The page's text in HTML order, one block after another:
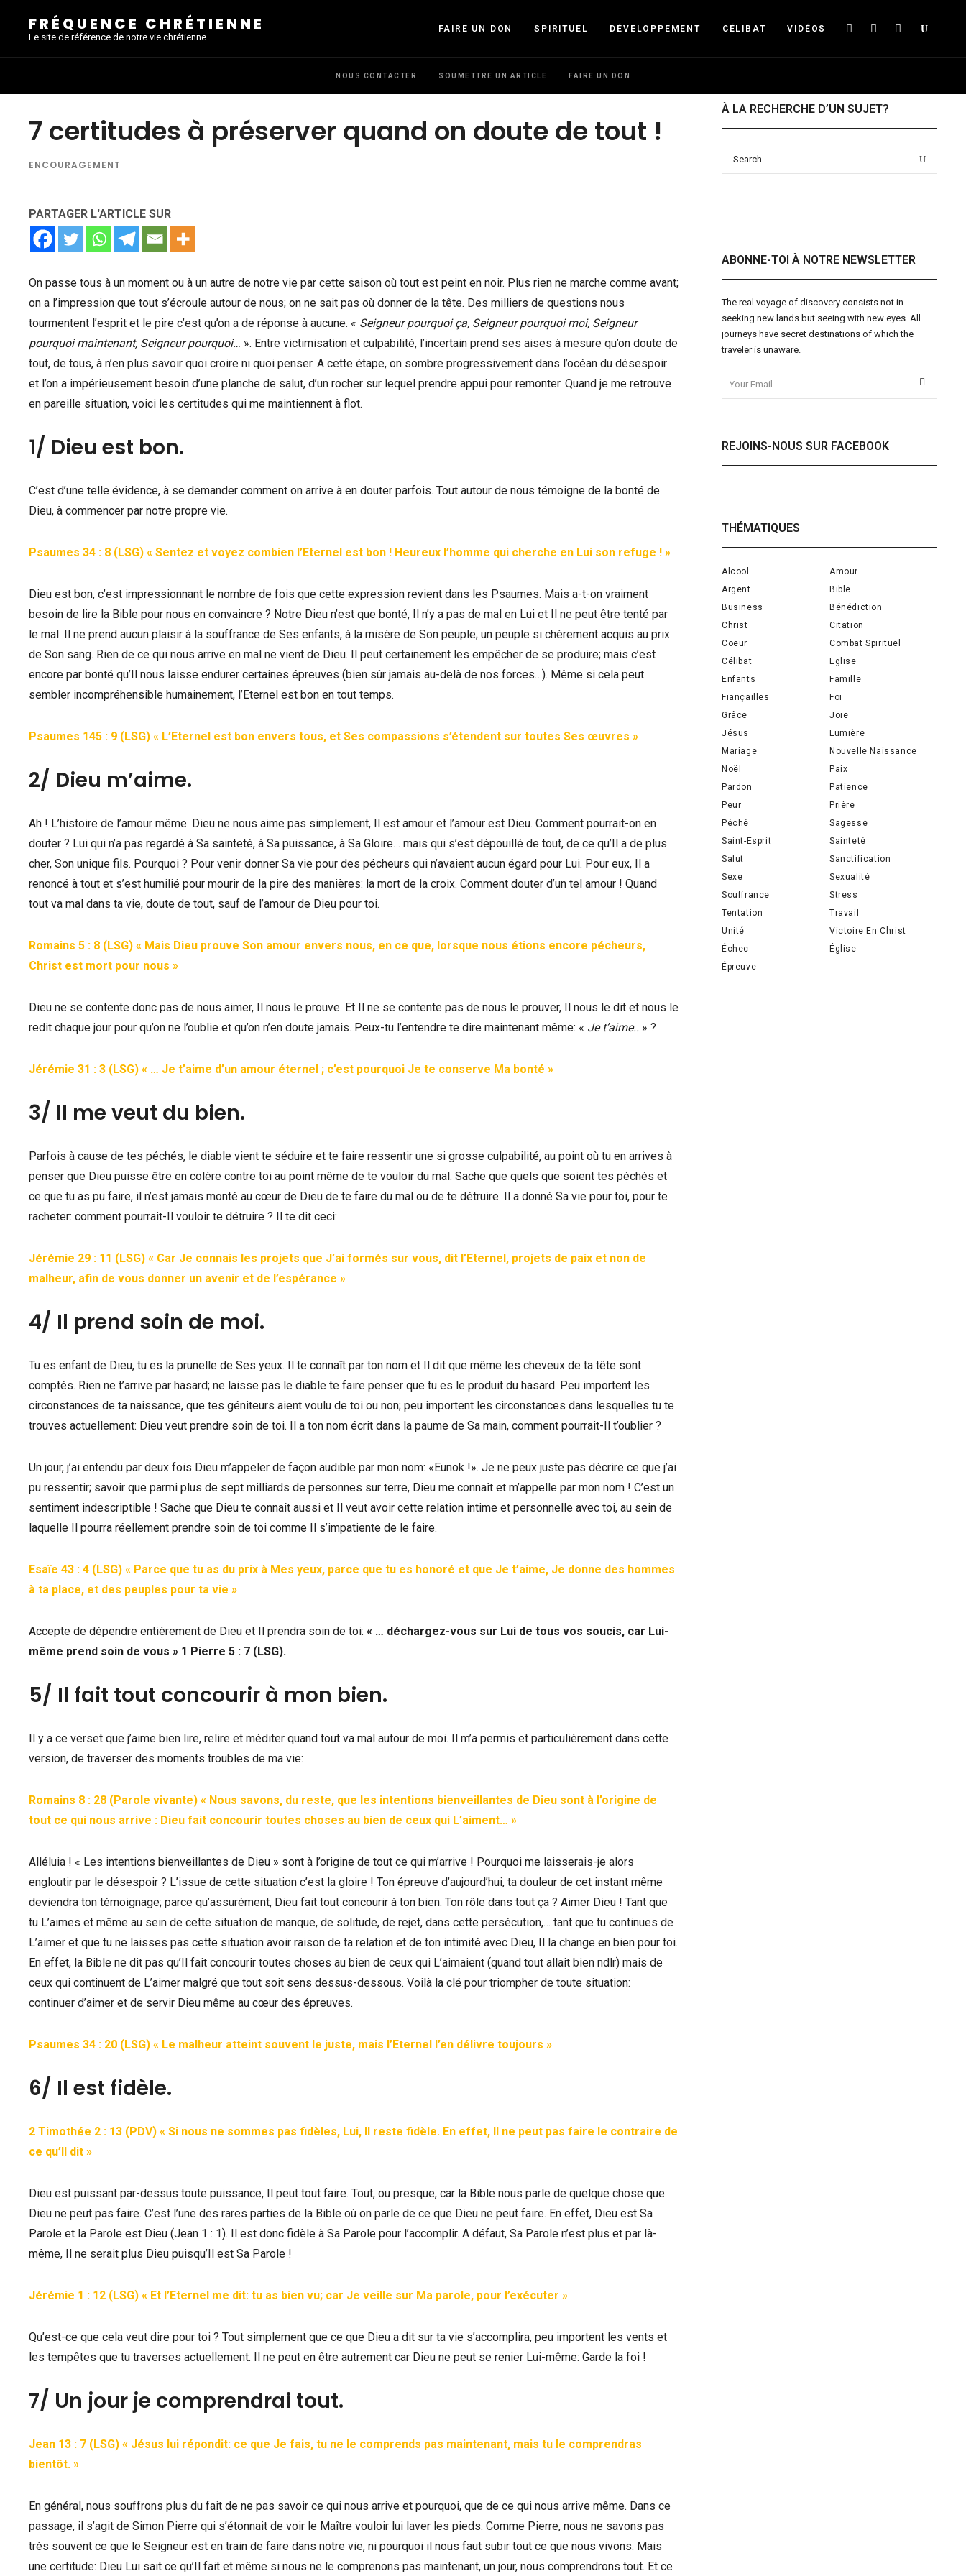
FRÉQUENCE CHRÉTIENNE
Le site de référence de notre vie chrétienne
FAIRE UN DON SPIRITUEL DÉVELOPPEMENT CÉLIBAT VIDÉOS
NOUS CONTACTER SOUMETTRE UN ARTICLE FAIRE UN DON
7 certitudes à préserver quand on doute de tout !
ENCOURAGEMENT
PARTAGER L'ARTICLE SUR
On passe tous à un moment ou à un autre de notre vie par cette saison où tout est peint en noir. Plus rien ne marche comme avant;
on a l’impression que tout s’écroule autour de nous; on ne sait pas où donner de la tête. Des milliers de questions nous
tourmentent l’esprit et le pire c’est qu’on a de réponse à aucune. « Seigneur pourquoi ça, Seigneur pourquoi moi, Seigneur
pourquoi maintenant, Seigneur pourquoi… ». Entre victimisation et culpabilité, l’incertain prend ses aises à mesure qu’on doute de
tout, de tous, à n’en plus savoir quoi croire ni quoi penser. A cette étape, on sombre progressivement dans l’océan du désespoir
et l’on a impérieusement besoin d’une planche de salut, d’un rocher sur lequel prendre appui pour remonter. Quand je me retrouve
en pareille situation, voici les certitudes qui me maintiennent à flot.
1/ Dieu est bon.
C’est d’une telle évidence, à se demander comment on arrive à en douter parfois. Tout autour de nous témoigne de la bonté de
Dieu, à commencer par notre propre vie.
Psaumes 34 : 8 (LSG) « Sentez et voyez combien l’Eternel est bon ! Heureux l’homme qui cherche en Lui son refuge ! »
Dieu est bon, c’est impressionnant le nombre de fois que cette expression revient dans les Psaumes. Mais a-t-on vraiment
besoin de lire la Bible pour nous en convaincre ? Notre Dieu n’est que bonté, Il n’y a pas de mal en Lui et Il ne peut être tenté par
le mal. Il ne prend aucun plaisir à la souffrance de Ses enfants, à la misère de Son peuple; un peuple si chèrement acquis au prix
de Son sang. Rien de ce qui nous arrive en mal ne vient de Dieu. Il peut certainement les empêcher de se produire; mais c’est
encore par bonté qu’Il nous laisse endurer certaines épreuves (bien sûr jamais au-delà de nos forces…). Même si cela peut
sembler incompréhensible humainement, l’Eternel est bon en tout temps.
Psaumes 145 : 9 (LSG) « L’Eternel est bon envers tous, et Ses compassions s’étendent sur toutes Ses œuvres »
2/ Dieu m’aime.
Ah ! L’histoire de l’amour même. Dieu ne nous aime pas simplement, Il est amour et l’amour est Dieu. Comment pourrait-on en
douter ? Lui qui n’a pas regardé à Sa sainteté, à Sa puissance, à Sa Gloire… mais qui s’est dépouillé de tout, de ce qu’Il a de plus
cher, Son unique fils. Pourquoi ? Pour venir donner Sa vie pour des pécheurs qui n’avaient aucun égard pour Lui. Pour eux, Il a
renoncé à tout et s’est humilié pour mourir de la pire des manières: la mort de la croix. Comment douter d’un tel amour ! Quand
tout va mal dans ta vie, doute de tout, sauf de l’amour de Dieu pour toi.
Romains 5 : 8 (LSG) « Mais Dieu prouve Son amour envers nous, en ce que, lorsque nous étions encore pécheurs,
Christ est mort pour nous »
Dieu ne se contente donc pas de nous aimer, Il nous le prouve. Et Il ne se contente pas de nous le prouver, Il nous le dit et nous le
redit chaque jour pour qu’on ne l’oublie et qu’on n’en doute jamais. Peux-tu l’entendre te dire maintenant même: « Je t’aime.. » ?
Jérémie 31 : 3 (LSG) « … Je t’aime d’un amour éternel ; c’est pourquoi Je te conserve Ma bonté »
3/ Il me veut du bien.
Parfois à cause de tes péchés, le diable vient te séduire et te faire ressentir une si grosse culpabilité, au point où tu en arrives à
penser que Dieu puisse être en colère contre toi au point même de te vouloir du mal. Sache que quels que soient tes péchés et
ce que tu as pu faire, il n’est jamais monté au cœur de Dieu de te faire du mal ou de te détruire. Il a donné Sa vie pour toi, pour te
racheter: comment pourrait-Il vouloir te détruire ? Il te dit ceci:
Jérémie 29 : 11 (LSG) « Car Je connais les projets que J’ai formés sur vous, dit l’Eternel, projets de paix et non de
malheur, afin de vous donner un avenir et de l’espérance »
4/ Il prend soin de moi.
Tu es enfant de Dieu, tu es la prunelle de Ses yeux. Il te connaît par ton nom et Il dit que même les cheveux de ta tête sont
comptés. Rien ne t’arrive par hasard; ne laisse pas le diable te faire penser que tu es le produit du hasard. Peu importent les
circonstances de ta naissance, que tes géniteurs aient voulu de toi ou non; peu importent les circonstances dans lesquelles tu te
trouves actuellement: Dieu veut prendre soin de toi. Il a ton nom écrit dans la paume de Sa main, comment pourrait-Il t’oublier ?
Un jour, j’ai entendu par deux fois Dieu m’appeler de façon audible par mon nom: «Eunok !». Je ne peux juste pas décrire ce que j’ai
pu ressentir; savoir que parmi plus de sept milliards de personnes sur terre, Dieu me connaît et m’appelle par mon nom ! C’est un
sentiment indescriptible ! Sache que Dieu te connaît aussi et Il veut avoir cette relation intime et personnelle avec toi, au sein de
laquelle Il pourra réellement prendre soin de toi comme Il s’impatiente de le faire.
Esaïe 43 : 4 (LSG) « Parce que tu as du prix à Mes yeux, parce que tu es honoré et que Je t’aime, Je donne des hommes
à ta place, et des peuples pour ta vie »
Accepte de dépendre entièrement de Dieu et Il prendra soin de toi: « … déchargez-vous sur Lui de tous vos soucis, car Lui-
même prend soin de vous » 1 Pierre 5 : 7 (LSG).
5/ Il fait tout concourir à mon bien.
Il y a ce verset que j’aime bien lire, relire et méditer quand tout va mal autour de moi. Il m’a permis et particulièrement dans cette
version, de traverser des moments troubles de ma vie:
Romains 8 : 28 (Parole vivante) « Nous savons, du reste, que les intentions bienveillantes de Dieu sont à l’origine de
tout ce qui nous arrive : Dieu fait concourir toutes choses au bien de ceux qui L’aiment… »
Alléluia ! « Les intentions bienveillantes de Dieu » sont à l’origine de tout ce qui m’arrive ! Pourquoi me laisserais-je alors
engloutir par le désespoir ? L’issue de cette situation c’est la gloire ! Ton épreuve d’aujourd’hui, ta douleur de cet instant même
deviendra ton témoignage; parce qu’assurément, Dieu fait tout concourir à ton bien. Ton rôle dans tout ça ? Aimer Dieu ! Tant que
tu L’aimes et même au sein de cette situation de manque, de solitude, de rejet, dans cette persécution,… tant que tu continues de
L’aimer et que tu ne laisses pas cette situation avoir raison de ta relation et de ton intimité avec Dieu, Il la change en bien pour toi.
En effet, la Bible ne dit pas qu’Il fait concourir toutes choses au bien de ceux qui L’aimaient (quand tout allait bien ndlr) mais de
ceux qui continuent de L’aimer malgré que tout soit sens dessus-dessous. Voilà la clé pour triompher de toute situation:
continuer d’aimer et de servir Dieu même au cœur des épreuves.
Psaumes 34 : 20 (LSG) « Le malheur atteint souvent le juste, mais l’Eternel l’en délivre toujours »
6/ Il est fidèle.
2 Timothée 2 : 13 (PDV) « Si nous ne sommes pas fidèles, Lui, Il reste fidèle. En effet, Il ne peut pas faire le contraire de
ce qu’Il dit »
Dieu est puissant par-dessus toute puissance, Il peut tout faire. Tout, ou presque, car la Bible nous parle de quelque chose que
Dieu ne peut pas faire. C’est l’une des rares parties de la Bible où on parle de ce que Dieu ne peut faire. En effet, Dieu est Sa
Parole et la Parole est Dieu (Jean 1 : 1). Il est donc fidèle à Sa Parole pour l’accomplir. A défaut, Sa Parole n’est plus et par là-
même, Il ne serait plus Dieu puisqu’Il est Sa Parole !
Jérémie 1 : 12 (LSG) « Et l’Eternel me dit: tu as bien vu; car Je veille sur Ma parole, pour l’exécuter »
Qu’est-ce que cela veut dire pour toi ? Tout simplement que ce que Dieu a dit sur ta vie s’accomplira, peu importent les vents et
les tempêtes que tu traverses actuellement. Il ne peut en être autrement car Dieu ne peut se renier Lui-même: Garde la foi !
7/ Un jour je comprendrai tout.
Jean 13 : 7 (LSG) « Jésus lui répondit: ce que Je fais, tu ne le comprends pas maintenant, mais tu le comprendras
bientôt. »
En général, nous souffrons plus du fait de ne pas savoir ce qui nous arrive et pourquoi, que de ce qui nous arrive même. Dans ce
passage, il s’agit de Simon Pierre qui s’étonnait de voir le Maître vouloir lui laver les pieds. Comme Pierre, nous ne savons pas
très souvent ce que le Seigneur est en train de faire dans notre vie, ni pourquoi il nous faut subir tout ce que nous vivons. Mais
une certitude: Dieu Lui sait ce qu’Il fait et même si nous ne le comprenons pas maintenant, un jour, nous comprendrons tout. Et ce
À LA RECHERCHE D’UN SUJET?
Search
ABONNE-TOI À NOTRE NEWSLETTER
The real voyage of discovery consists not in
seeking new lands but seeing with new eyes. All
journeys have secret destinations of which the
traveler is unaware.
REJOINS-NOUS SUR FACEBOOK
THÉMATIQUES
Alcool
Amour
Argent
Bible
Business
Bénédiction
Christ
Citation
Coeur
Combat Spirituel
Célibat
Eglise
Enfants
Famille
Fiançailles
Foi
Grâce
Joie
Jésus
Lumière
Mariage
Nouvelle Naissance
Noël
Paix
Pardon
Patience
Peur
Prière
Péché
Sagesse
Saint-Esprit
Sainteté
Salut
Sanctification
Sexe
Sexualité
Souffrance
Stress
Tentation
Travail
Unité
Victoire En Christ
Échec
Église
Épreuve